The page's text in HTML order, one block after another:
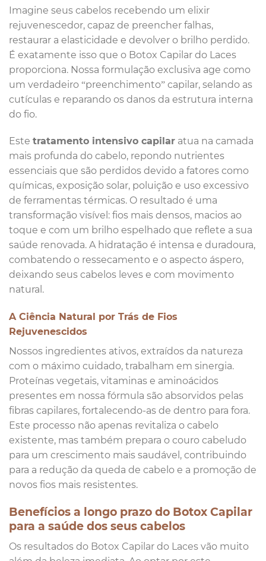
Imagine seus cabelos recebendo um elixir
rejuvenescedor, capaz de preencher falhas,
restaurar a elasticidade e devolver o brilho perdido.
É exatamente isso que o Botox Capilar do Laces
proporciona. Nossa formulação exclusiva age como
um verdadeiro “preenchimento” capilar, selando as
cutículas e reparando os danos da estrutura interna
do fio.
Este tratamento intensivo capilar atua na camada
mais profunda do cabelo, repondo nutrientes
essenciais que são perdidos devido a fatores como
químicas, exposição solar, poluição e uso excessivo
de ferramentas térmicas. O resultado é uma
transformação visível: fios mais densos, macios ao
toque e com um brilho espelhado que reflete a sua
saúde renovada. A hidratação é intensa e duradoura,
combatendo o ressecamento e o aspecto áspero,
deixando seus cabelos leves e com movimento
natural.
A Ciência Natural por Trás de Fios
Rejuvenescidos
Nossos ingredientes ativos, extraídos da natureza
com o máximo cuidado, trabalham em sinergia.
Proteínas vegetais, vitaminas e aminoácidos
presentes em nossa fórmula são absorvidos pelas
fibras capilares, fortalecendo-as de dentro para fora.
Este processo não apenas revitaliza o cabelo
existente, mas também prepara o couro cabeludo
para um crescimento mais saudável, contribuindo
para a redução da queda de cabelo e a promoção de
novos fios mais resistentes.
Benefícios a longo prazo do Botox Capilar
para a saúde dos seus cabelos
Os resultados do Botox Capilar do Laces vão muito